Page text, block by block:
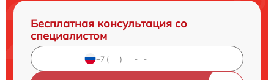
Бесплатная консультация со
специалистом